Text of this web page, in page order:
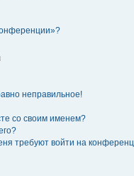
неправильное!
со своим именем?
требуют войти на